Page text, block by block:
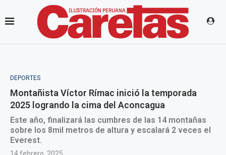
DEPORTES
Montañista Víctor Rímac inició la temporada
2025 logrando la cima del Aconcagua
Este año, finalizará las cumbres de las 14 montañas
sobre los 8mil metros de altura y escalará 2 veces el
Everest.